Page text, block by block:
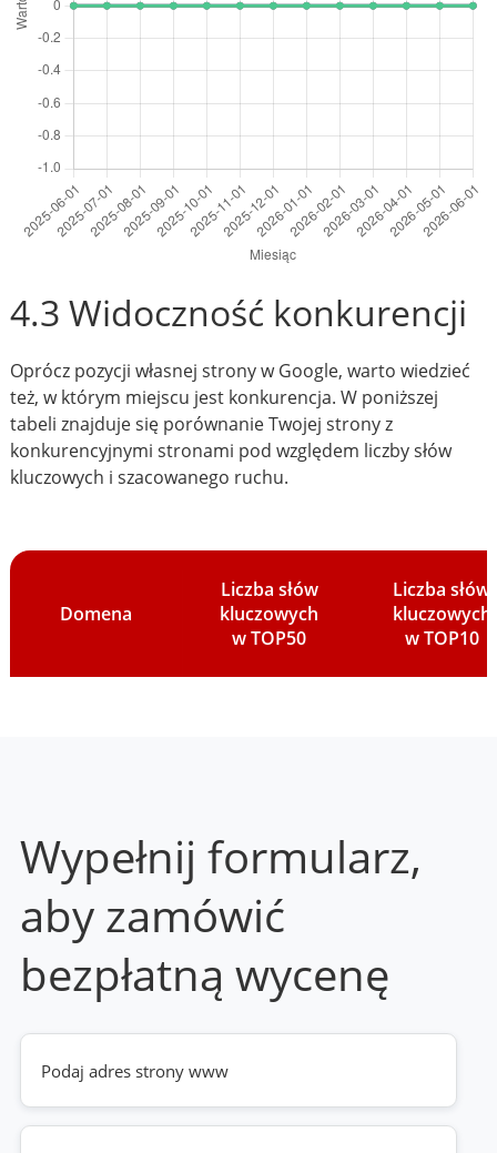
4.3 Widoczność konkurencji
Oprócz pozycji własnej strony w Google, warto wiedzieć
też, w którym miejscu jest konkurencja. W poniższej
tabeli znajduje się porównanie Twojej strony z
konkurencyjnymi stronami pod względem liczby słów
kluczowych i szacowanego ruchu.
Domena
Liczba słów
kluczowych
w TOP50
Liczba słów
kluczowych
w TOP10
Wypełnij formularz,
aby zamówić
bezpłatną wycenę
Twoja
strona
www
(wymagane)
Telefon